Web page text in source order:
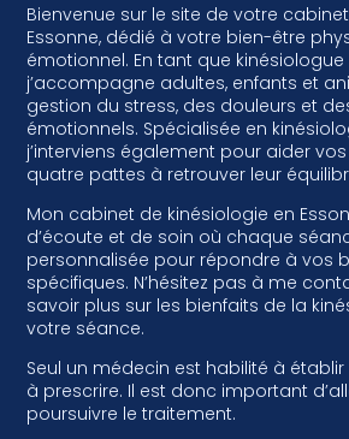
Bienvenue sur le site de votre
Essonne, dédié à votre bien-être
émotionnel. En tant que kinésiologue
j’accompagne adultes, enfants et
gestion du stress, des douleurs et
émotionnels. Spécialisée en
j’interviens également pour aider
quatre pattes à retrouver leur
Mon cabinet de kinésiologie en
d’écoute et de soin où chaque
personnalisée pour répondre à vos
spécifiques. N’hésitez pas à me
savoir plus sur les bienfaits de la
votre séance.
Seul un médecin est habilité à
à prescrire. Il est donc important
poursuivre le traitement.